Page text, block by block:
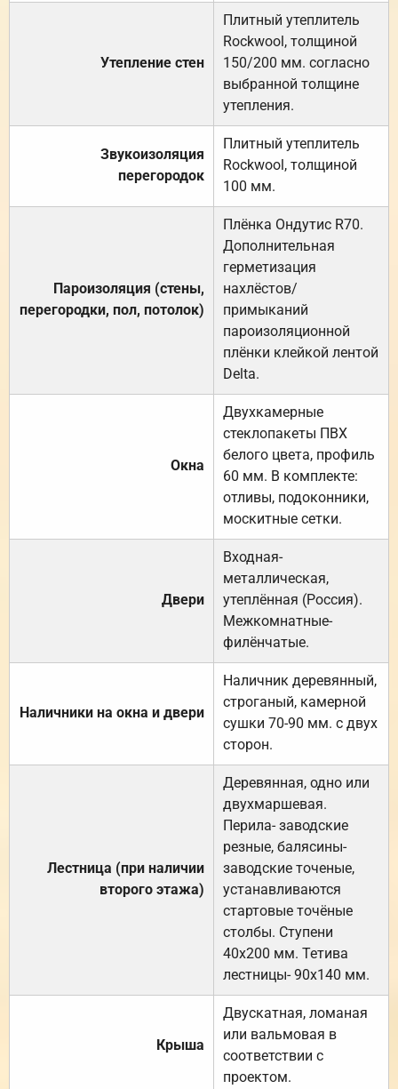
Утепление стен
Плитный утеплитель
Rockwool, толщиной
150/200 мм. согласно
выбранной толщине
утепления.
Звукоизоляция
перегородок
Плитный утеплитель
Rockwool, толщиной
100 мм.
Пароизоляция (стены,
перегородки, пол, потолок)
Плёнка Ондутис R70.
Дополнительная
герметизация
нахлёстов/
примыканий
пароизоляционной
плёнки клейкой лентой
Delta.
Окна
Двухкамерные
стеклопакеты ПВХ
белого цвета, профиль
60 мм. В комплекте:
отливы, подоконники,
москитные сетки.
Двери
Входная-
металлическая,
утеплённая (Россия).
Межкомнатные-
филёнчатые.
Наличники на окна и двери
Наличник деревянный,
строганый, камерной
сушки 70-90 мм. с двух
сторон.
Лестница (при наличии
второго этажа)
Деревянная, одно или
двухмаршевая.
Перила- заводские
резные, балясины-
заводские точеные,
устанавливаются
стартовые точёные
столбы. Ступени
40х200 мм. Тетива
лестницы- 90х140 мм.
Крыша
Двускатная, ломаная
или вальмовая в
соответствии с
проектом.